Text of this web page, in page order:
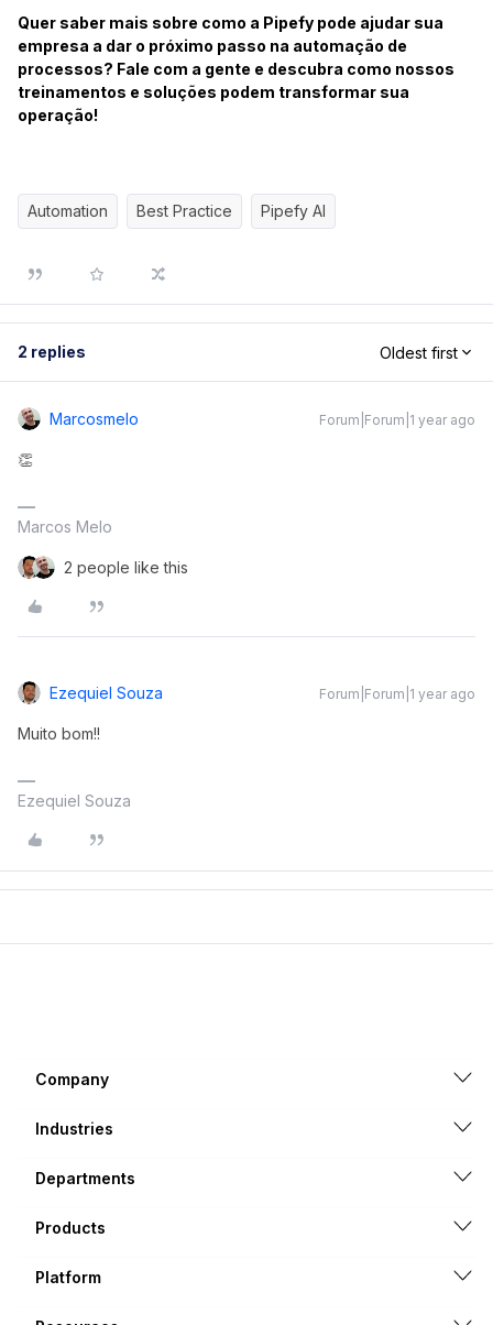
Quer saber mais sobre como a Pipefy pode ajudar sua
empresa a dar o próximo passo na automação de
processos? Fale com a gente e descubra como nossos
treinamentos e soluções podem transformar sua
operação!
Automation Best Practice Pipefy AI
2 replies Oldest first
Marcosmelo Forum|Forum|1 year ago
👏
Marcos Melo
2 people like this
Ezequiel Souza Forum|Forum|1 year ago
Muito bom!!
Ezequiel Souza
Company
Industries
Departments
Products
Platform